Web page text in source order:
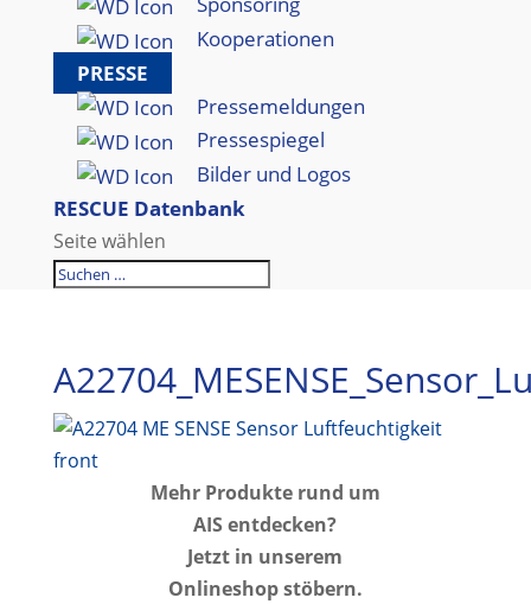
Kooperationen
PRESSE
Pressemeldungen
Pressespiegel
Bilder und Logos
RESCUE Datenbank
Seite wählen
Mehr Produkte rund um
AIS entdecken?
Jetzt in unserem
Onlineshop stöbern.